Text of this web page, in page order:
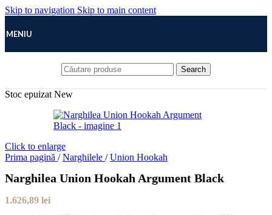
Skip to navigation Skip to main content
MENIU
Search
Stoc epuizat New
Click to enlarge
Prima pagină / Narghilele / Union Hookah
Narghilea Union Hookah Argument Black
1.626,89 lei